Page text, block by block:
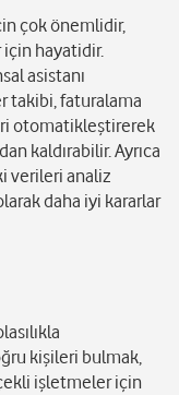
çok önemlidir,
hayatidir.
asistanı
takibi, faturalama
otomatikleştirerek
kaldırabilir. Ayrıca
verileri analiz
daha iyi kararlar
kişileri bulmak,
işletmeler için